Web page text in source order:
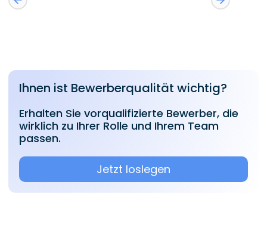
Ihnen ist Bewerberqualität wichtig?
Erhalten Sie vorqualifizierte Bewerber, die
wirklich zu Ihrer Rolle und Ihrem Team
passen.
Jetzt loslegen